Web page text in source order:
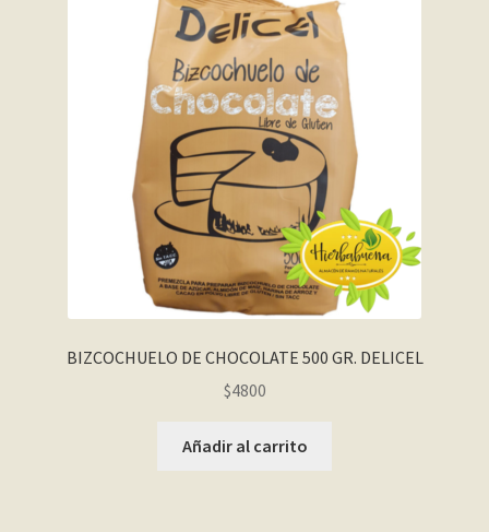
BIZCOCHUELO DE CHOCOLATE 500 GR. DELICEL
$4800
Añadir al carrito